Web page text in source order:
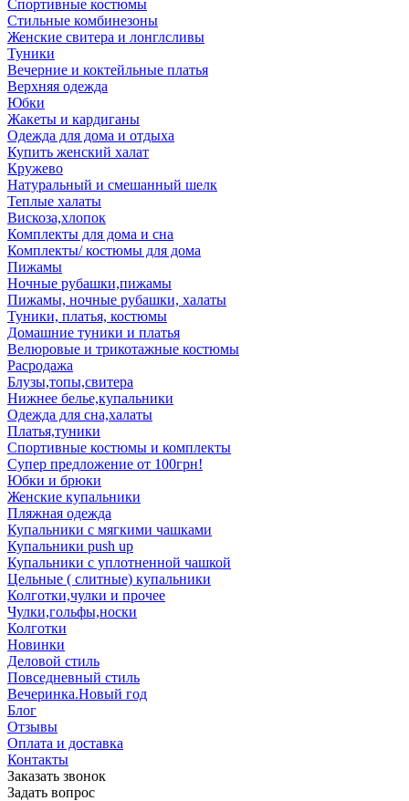
Спортивные костюмы
Стильные комбинезоны
Женские свитера и лонглсливы
Туники
Вечерние и коктейльные платья
Верхняя одежда
Юбки
Жакеты и кардиганы
Одежда для дома и отдыха
Купить женский халат
Кружево
Натуральный и смешанный шелк
Теплые халаты
Вискоза,хлопок
Комплекты для дома и сна
Комплекты/ костюмы для дома
Пижамы
Ночные рубашки,пижамы
Пижамы, ночные рубашки, халаты
Туники, платья, костюмы
Домашние туники и платья
Велюровые и трикотажные костюмы
Расродажа
Блузы,топы,свитера
Нижнее белье,купальники
Одежда для сна,халаты
Платья,туники
Спортивные костюмы и комплекты
Супер предложение от 100грн!
Юбки и брюки
Женские купальники
Пляжная одежда
Купальники с мягкими чашками
Купальники push up
Купальники с уплотненной чашкой
Цельные ( слитные) купальники
Колготки,чулки и прочее
Чулки,гольфы,носки
Колготки
Новинки
Деловой стиль
Повседневный стиль
Вечеринка.Новый год
Блог
Отзывы
Оплата и доставка
Контакты
Заказать звонок
Задать вопрос